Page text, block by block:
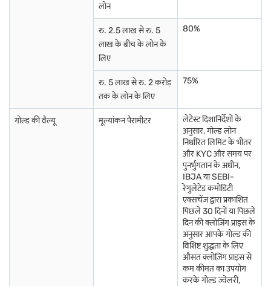
लोन
रु. 2.5 लाख से रु. 5
लाख के बीच के लोन के
लिए
80%
रु. 5 लाख से रु. 2 करोड़
तक के लोन के लिए
75%
गोल्ड की वैल्यू मूल्यांकन पैरामीटर
लेटेस्ट दिशानिर्देशों के
अनुसार, गोल्ड लोन
निर्धारित लिमिट के भीतर
और KYC और समय पर
पुनर्भुगतान के अधीन,
IBJA या SEBI-
रेगुलेटेड कमोडिटी
एक्सचेंज द्वारा प्रकाशित
पिछले 30 दिनों या पिछले
दिन की क्लोज़िंग प्राइस के
अनुसार आपके गोल्ड की
विशिष्ट शुद्धता के लिए
औसत क्लोज़िंग प्राइस से
कम कीमत का उपयोग
करके गोल्ड ज्वेलरी,